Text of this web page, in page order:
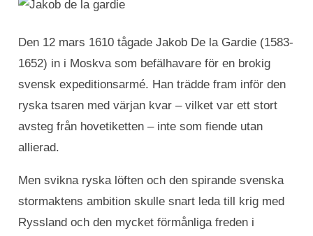
Den 12 mars 1610 tågade Jakob De la Gardie (1583-
1652) in i Moskva som befälhavare för en brokig
svensk expeditionsarmé. Han trädde fram inför den
ryska tsaren med värjan kvar – vilket var ett stort
avsteg från hovetiketten – inte som fiende utan
allierad.
Men svikna ryska löften och den spirande svenska
stormaktens ambition skulle snart leda till krig med
Ryssland och den mycket förmånliga freden i